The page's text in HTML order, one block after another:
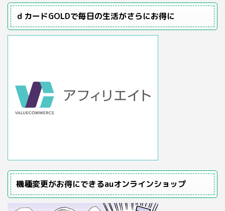
ｄカードGOLDで毎日の生活がさらにお得に
機種変更がお得にできるauオンラインショップ